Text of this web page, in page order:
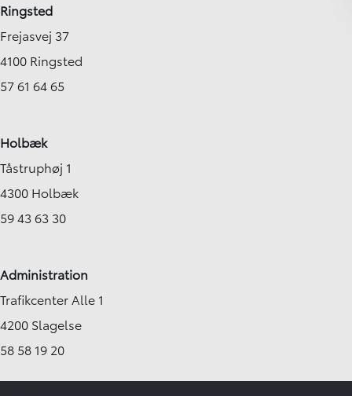
Ringsted
Frejasvej 37
4100 Ringsted
57 61 64 65
Holbæk
Tåstruphøj 1
4300 Holbæk
59 43 63 30
Administration
Trafikcenter Alle 1
4200 Slagelse
58 58 19 20